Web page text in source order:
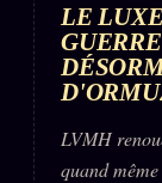
LE
LVMH
quand